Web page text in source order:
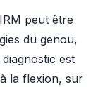
peut être
du genou,
est
la flexion, sur